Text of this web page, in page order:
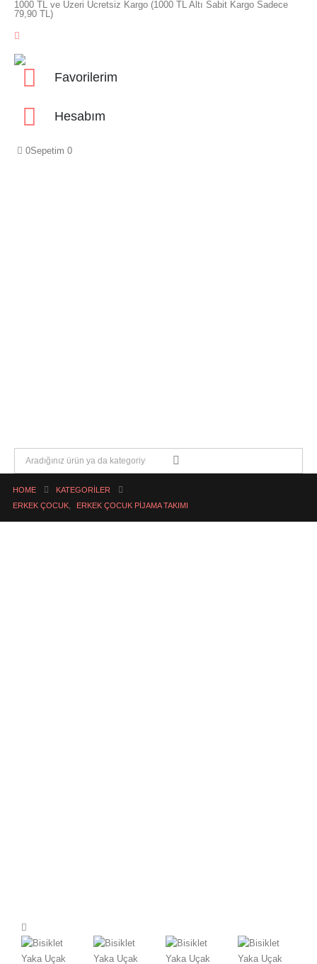
1000 TL ve Üzeri Ücretsiz Kargo (1000 TL Altı Sabit Kargo Sadece
79,90 TL)
Favorilerim
Hesabım
0Sepetim 0
HOME
KATEGORILER
ERKEK ÇOCUK, ERKEK ÇOCUK PIJAMA TAKIMI